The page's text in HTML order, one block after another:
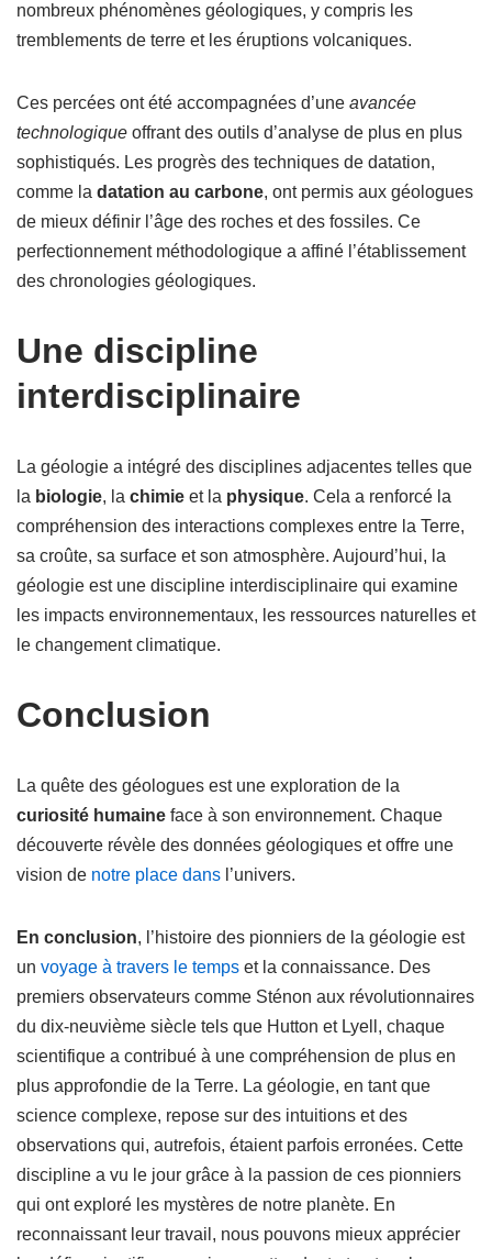
nombreux phénomènes géologiques, y compris les
tremblements de terre et les éruptions volcaniques.
Ces percées ont été accompagnées d’une avancée
technologique offrant des outils d’analyse de plus en plus
sophistiqués. Les progrès des techniques de datation,
comme la datation au carbone, ont permis aux géologues
de mieux définir l’âge des roches et des fossiles. Ce
perfectionnement méthodologique a affiné l’établissement
des chronologies géologiques.
Une discipline
interdisciplinaire
La géologie a intégré des disciplines adjacentes telles que
la biologie, la chimie et la physique. Cela a renforcé la
compréhension des interactions complexes entre la Terre,
sa croûte, sa surface et son atmosphère. Aujourd’hui, la
géologie est une discipline interdisciplinaire qui examine
les impacts environnementaux, les ressources naturelles et
le changement climatique.
Conclusion
La quête des géologues est une exploration de la
curiosité humaine face à son environnement. Chaque
découverte révèle des données géologiques et offre une
vision de notre place dans l’univers.
En conclusion, l’histoire des pionniers de la géologie est
un voyage à travers le temps et la connaissance. Des
premiers observateurs comme Sténon aux révolutionnaires
du dix-neuvième siècle tels que Hutton et Lyell, chaque
scientifique a contribué à une compréhension de plus en
plus approfondie de la Terre. La géologie, en tant que
science complexe, repose sur des intuitions et des
observations qui, autrefois, étaient parfois erronées. Cette
discipline a vu le jour grâce à la passion de ces pionniers
qui ont exploré les mystères de notre planète. En
reconnaissant leur travail, nous pouvons mieux apprécier